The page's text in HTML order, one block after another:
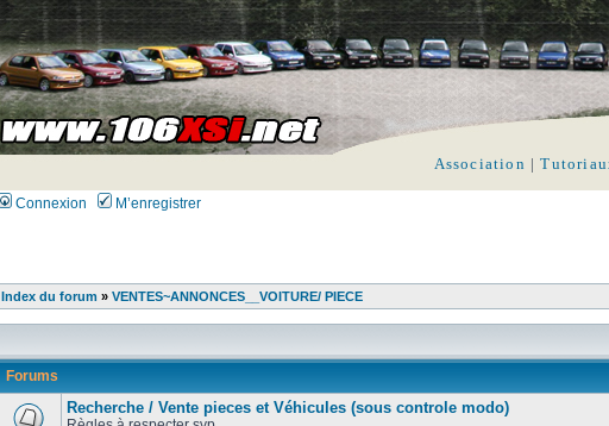
Association |
Connexion M’enregistrer
Index du forum » VENTES~ANNONCES__VOITURE/ PIECE
Forums
Recherche / Vente pieces et Véhicules (sous controle modo)